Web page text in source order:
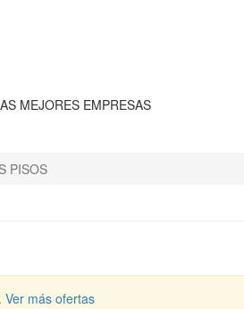
MEJORES EMPRESAS
PISOS
Ver más ofertas